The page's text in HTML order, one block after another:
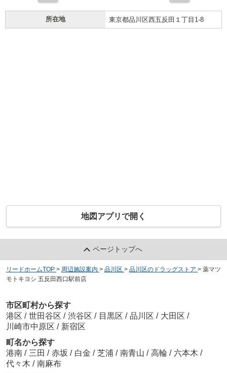
所在地 東京都品川区西五反田１丁目1-8
地図アプリで開く
ページトップへ
リードホームTOP > 周辺施設案内 > 品川区 > 品川区のドラッグストア > 薬マツ
モトキヨシ 五反田西口駅前店
市区町村から探す
港区 / 世田谷区 / 渋谷区 / 目黒区 / 品川区 / 大田区 /
川崎市中原区 / 新宿区
町名から探す
港南 / 三田 / 赤坂 / 白金 / 芝浦 / 南青山 / 高輪 / 六本木 /
代々木 / 南麻布